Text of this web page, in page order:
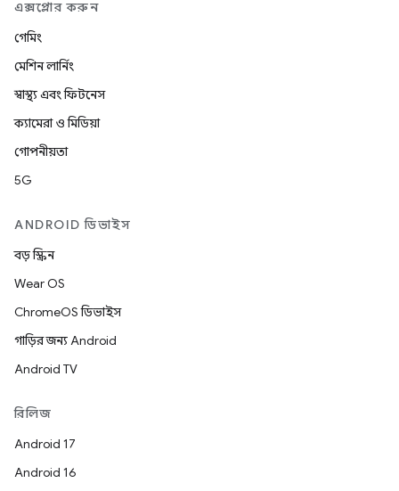
এক্সপ্লোর করুন
গেমিং
মেশিন লার্নিং
স্বাস্থ্য এবং ফিটনেস
ক্যামেরা ও মিডিয়া
গোপনীয়তা
5G
ANDROID ডিভাইস
বড় স্ক্রিন
Wear OS
ChromeOS ডিভাইস
গাড়ির জন্য Android
Android TV
রিলিজ
Android 17
Android 16